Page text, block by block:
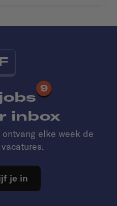
9
inbox
elke week de
je in